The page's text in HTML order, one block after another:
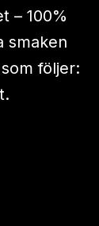
– 100%
smaken
följer: